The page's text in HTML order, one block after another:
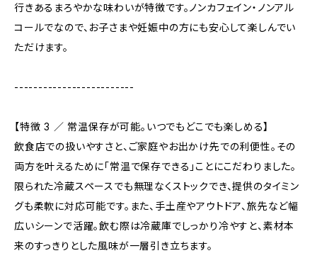
行きあるまろやかな味わいが特徴です。ノンカフェイン・ノンアル
コールでなので、お子さまや妊娠中の方にも安心して楽しんでい
ただけます。
-------------------------
【特徴 3 ／ 常温保存が可能。いつでもどこでも楽しめる】
飲食店での扱いやすさと、ご家庭やお出かけ先での利便性。その
両方を叶えるために「常温で保存できる」ことにこだわりました。
限られた冷蔵スペースでも無理なくストックでき、提供のタイミン
グも柔軟に対応可能です。また、手土産やアウトドア、旅先など幅
広いシーンで活躍。飲む際は冷蔵庫でしっかり冷やすと、素材本
来のすっきりとした風味が一層引き立ちます。